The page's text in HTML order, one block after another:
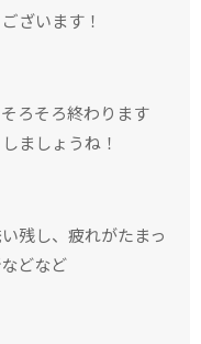
ざいます！
ろそろ終わります
ましょうね！
残し、疲れがたまっ
どなど